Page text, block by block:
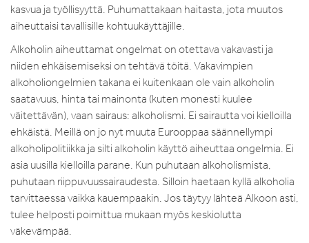
kasvua ja työllisyyttä. Puhumattakaan haitasta, jota muutos
aiheuttaisi tavallisille kohtuukäyttäjille.
Alkoholin aiheuttamat ongelmat on otettava vakavasti ja
niiden ehkäisemiseksi on tehtävä töitä. Vakavimpien
alkoholiongelmien takana ei kuitenkaan ole vain alkoholin
saatavuus, hinta tai mainonta (kuten monesti kuulee
väitettävän), vaan sairaus: alkoholismi. Ei sairautta voi kielloilla
ehkäistä. Meillä on jo nyt muuta Eurooppaa säännellympi
alkoholipolitiikka ja silti alkoholin käyttö aiheuttaa ongelmia. Ei
asia uusilla kielloilla parane. Kun puhutaan alkoholismista,
puhutaan riippuvuussairaudesta. Silloin haetaan kyllä alkoholia
tarvittaessa vaikka kauempaakin. Jos täytyy lähteä Alkoon asti,
tulee helposti poimittua mukaan myös keskiolutta
väkevämpää.